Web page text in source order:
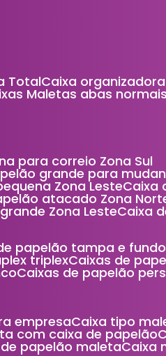
Total Caixa
Maletas abas normais
para correio Zona Sul
grande para
Zona Leste
atacado Zona
Zona Leste
Caixa
de papelão tampa e fundo
triplex Caixas de
Caixas de papelão
empresa Caixa tipo
com caixa de papelão
de papelão maleta